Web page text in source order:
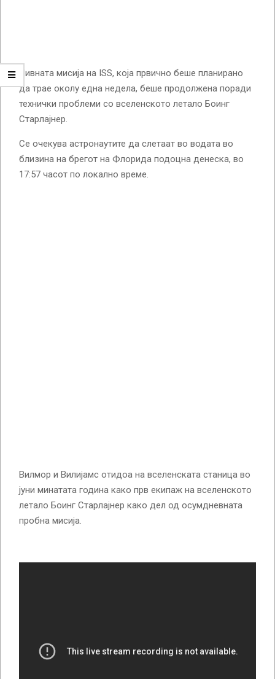
Нивната мисија на ISS, која првично беше планирано
да трае околу една недела, беше продолжена поради
технички проблеми со вселенското летало Боинг
Старлајнер.
Се очекува астронаутите да слетаат во водата во
близина на брегот на Флорида подоцна денеска, во
17:57 часот по локално време.
Вилмор и Вилијамс отидоа на вселенската станица во
јуни минатата година како прв екипаж на вселенското
летало Боинг Старлајнер како дел од осумдневната
пробна мисија.